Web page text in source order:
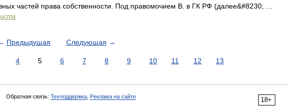
частей права собственности. Под правомочием В. в ГК РФ (далее&#8230; …
Предыдущая Следующая →
4 5 6 7 8 9 10 11 12 13
18+
Обратная связь: Техподдержка Реклама на сайте